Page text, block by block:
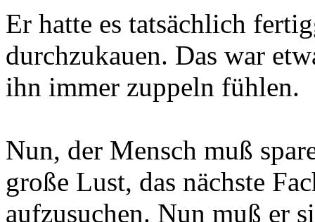
Er hatte es tatsächlich
durchzukauen. Das war
ihn immer zuppeln fühlen.
Nun, der Mensch muß
große Lust, das nächste
aufzusuchen. Nun muß er